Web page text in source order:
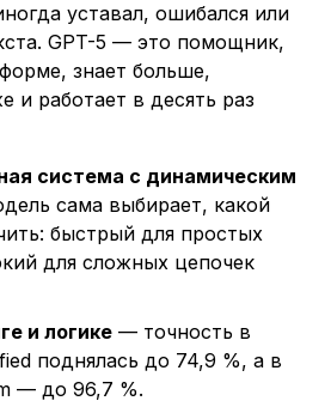
уставал, ошибался или
GPT-5 — это помощник,
знает больше,
и работает в десять раз
система с динамическим
сама выбирает, какой
быстрый для простых
для сложных цепочек
и логике — точность в
поднялась до 74,9 %, а в
— до 96,7 %.